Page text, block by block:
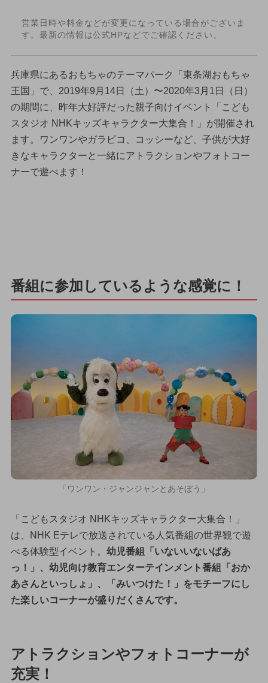
営業日時や料金などが変更になっている場合がございま
す。最新の情報は公式HPなどでご確認ください。
兵庫県にあるおもちゃのテーマパーク「東条湖おもちゃ
王国」で、2019年9月14日（土）〜2020年3月1日（日）
の期間に、昨年大好評だった親子向けイベント「こども
スタジオ NHKキッズキャラクター大集合！」が開催され
ます。ワンワンやガラピコ、コッシーなど、子供が大好
きなキャラクターと一緒にアトラクションやフォトコー
ナーで遊べます！
番組に参加しているような感覚に！
「ワンワン・ジャンジャンとあそぼう」
「こどもスタジオ NHKキッズキャラクター大集合！」
は、NHK Eテレで放送されている人気番組の世界観で遊
べる体験型イベント。 幼児番組「いないいないばあ
っ！」、幼児向け教育エンターテインメント番組「おか
あさんといっしょ」、「みいつけた！」をモチーフにし
た楽しいコーナーが盛りだくさんです。
アトラクションやフォトコーナーが
充実！